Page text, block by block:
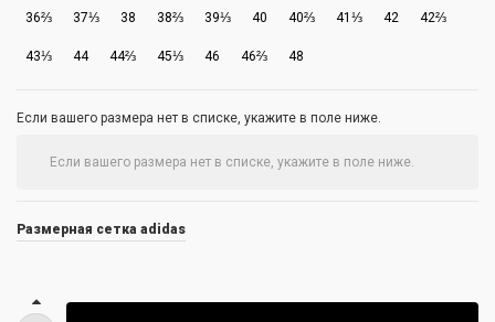
36⅔ 37⅓ 38 38⅔ 39⅓ 40 40⅔ 41⅓ 42 42⅔
43⅓ 44 44⅔ 45⅓ 46 46⅔ 48
Если вашего размера нет в списке, укажите в поле ниже.
Размерная сетка adidas